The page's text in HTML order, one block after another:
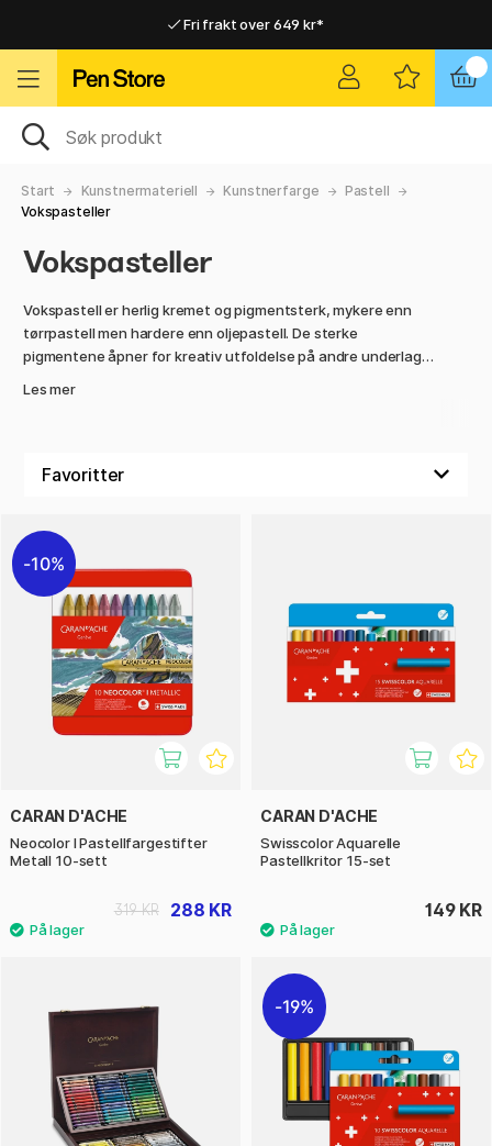
Fri frakt over 649 kr*
Raskt til dør eller utleveringssted
Raskt til dør eller utleveringssted
Start Kunstnermateriell Kunstnerfarge
Pastell
Vokspasteller
Vokspasteller
Vokspastell er herlig kremet og pigmentsterk, mykere enn
tørrpastell men hardere enn oljepastell. De sterke
pigmentene åpner for kreativ utfoldelse på andre underlag
ikke sant?
få frem skarpe detaljer eller tørre skisser.
Les mer
10%
CARAN D'ACHE
Neocolor I Pastellfargestifter
Metall 10-sett
288 KR
319 KR
CARAN D'ACHE
Swisscolor Aquarelle
Pastellkritor 15-set
149 KR
19%